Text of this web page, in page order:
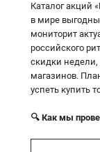
Каталог акций
в мире
мониторит
российского
скидки недели,
магазинов.
успеть купить
🔍 Как мы